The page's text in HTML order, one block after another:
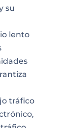
su
lento
tráfico